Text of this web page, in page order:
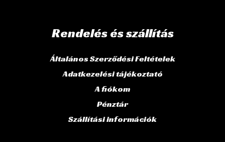
Rendelés és szállítás
Általános Szerződési Feltételek
Adatkezelési tájékoztató
A fiókom
Pénztár
Szállítási információk